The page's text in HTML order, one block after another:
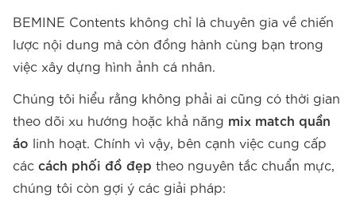
BEMINE Contents không chỉ là chuyên gia về chiến
lược nội dung mà còn đồng hành cùng bạn trong
việc xây dựng hình ảnh cá nhân.
Chúng tôi hiểu rằng không phải ai cũng có thời gian
theo dõi xu hướng hoặc khả năng mix match quần
áo linh hoạt. Chính vì vậy, bên cạnh việc cung cấp
các cách phối đồ đẹp theo nguyên tắc chuẩn mực,
chúng tôi còn gợi ý các giải pháp: